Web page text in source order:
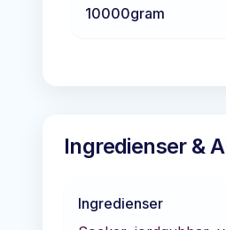
10000gram
Ingredienser &
Ingredienser